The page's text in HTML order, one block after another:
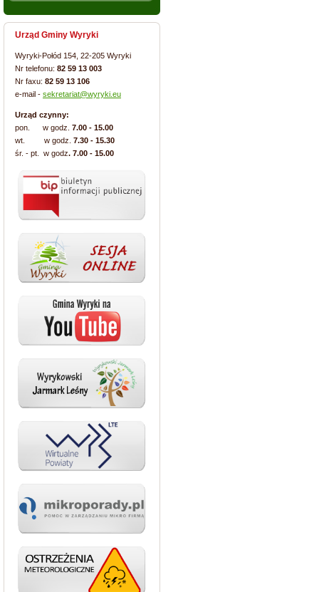
Urząd Gminy Wyryki
Wyryki-Połód 154, 22-205 Wyryki
Nr telefonu: 82 59 13 003
Nr faxu: 82 59 13 106
e-mail - sekretariat@wyryki.eu
Urząd czynny:
pon. w godz. 7.00 - 15.00
wt. w godz. 7.30 - 15.30
śr. - pt. w godz. 7.00 - 15.00